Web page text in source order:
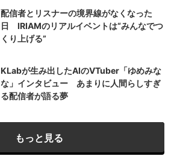
配信者とリスナーの境界線がなくなった
日 IRIAMのリアルイベントは“みんなでつ
くり上げる”
KLabが生み出したAIのVTuber「ゆめみな
な」インタビュー あまりに人間らしすぎ
る配信者が語る夢
もっと見る